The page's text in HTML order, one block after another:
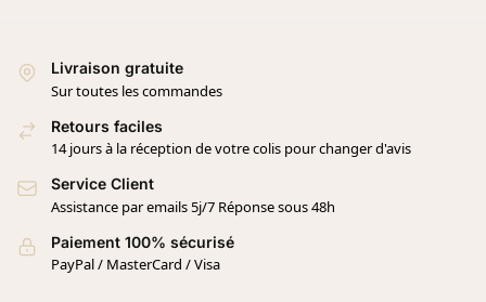
Livraison gratuite
Sur toutes les commandes
Retours faciles
14 jours à la réception de votre colis pour changer d'avis
Service Client
Assistance par emails 5j/7 Réponse sous 48h
Paiement 100% sécurisé
PayPal / MasterCard / Visa